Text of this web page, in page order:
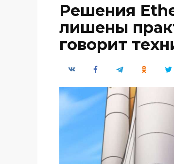
Решения
лишены
говорит